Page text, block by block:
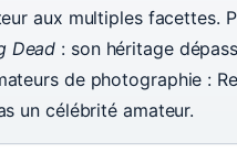
aux multiples facettes.
Dead : son héritage
de photographie :
un célébrité amateur.